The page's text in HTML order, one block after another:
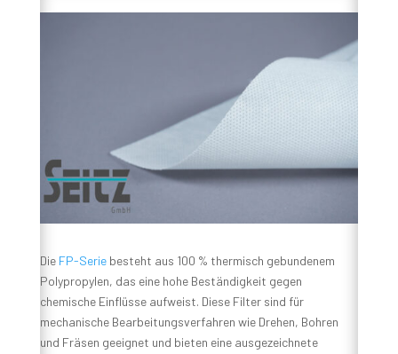
Die FP-Seriebesteht aus 100 % thermisch gebundenem
Polypropylen, das eine hohe Beständigkeit gegen
chemische Einflüsse aufweist. Diese Filter sind für
mechanische Bearbeitungsverfahren wie Drehen, Bohren
und Fräsen geeignet und bieten eine ausgezeichnete